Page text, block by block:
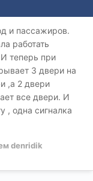
и пассажиров.
работать
теперь при
3 двери на
,а 2 двери
все двери. И
, одна сигналка
denridik